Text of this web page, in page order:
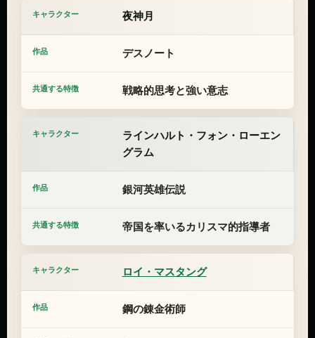
夜神月
デスノート
戦略的思考と強い意志
ラインハルト・フォン・ローエン
グラム
銀河英雄伝説
帝国を率いるカリスマ的指導者
ロイ・マスタング
鋼の錬金術師